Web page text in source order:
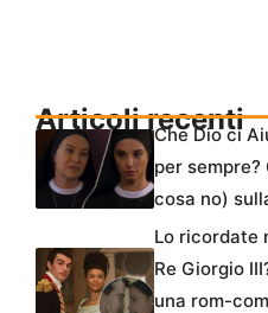
Articoli recenti
Che Dio ci
per sempre?
cosa no)
Lo ricordate
Re Giorgio
una rom-